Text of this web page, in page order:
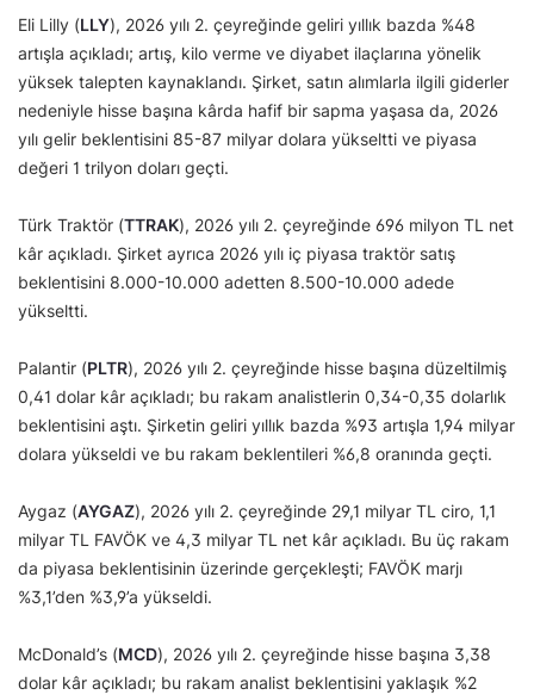
Eli Lilly (LLY), 2026 yılı 2. çeyreğinde geliri yıllık bazda %48
artışla açıkladı; artış, kilo verme ve diyabet ilaçlarına yönelik
yüksek talepten kaynaklandı. Şirket, satın alımlarla ilgili giderler
nedeniyle hisse başına kârda hafif bir sapma yaşasa da, 2026
yılı gelir beklentisini 85-87 milyar dolara yükseltti ve piyasa
değeri 1 trilyon doları geçti.
Türk Traktör (TTRAK), 2026 yılı 2. çeyreğinde 696 milyon TL net
kâr açıkladı. Şirket ayrıca 2026 yılı iç piyasa traktör satış
beklentisini 8.000-10.000 adetten 8.500-10.000 adede
yükseltti.
Palantir (PLTR), 2026 yılı 2. çeyreğinde hisse başına düzeltilmiş
0,41 dolar kâr açıkladı; bu rakam analistlerin 0,34-0,35 dolarlık
beklentisini aştı. Şirketin geliri yıllık bazda %93 artışla 1,94 milyar
dolara yükseldi ve bu rakam beklentileri %6,8 oranında geçti.
Aygaz (AYGAZ), 2026 yılı 2. çeyreğinde 29,1 milyar TL ciro, 1,1
milyar TL FAVÖK ve 4,3 milyar TL net kâr açıkladı. Bu üç rakam
da piyasa beklentisinin üzerinde gerçekleşti; FAVÖK marjı
%3,1’den %3,9’a yükseldi.
McDonald’s (MCD), 2026 yılı 2. çeyreğinde hisse başına 3,38
dolar kâr açıkladı; bu rakam analist beklentisini yaklaşık %2